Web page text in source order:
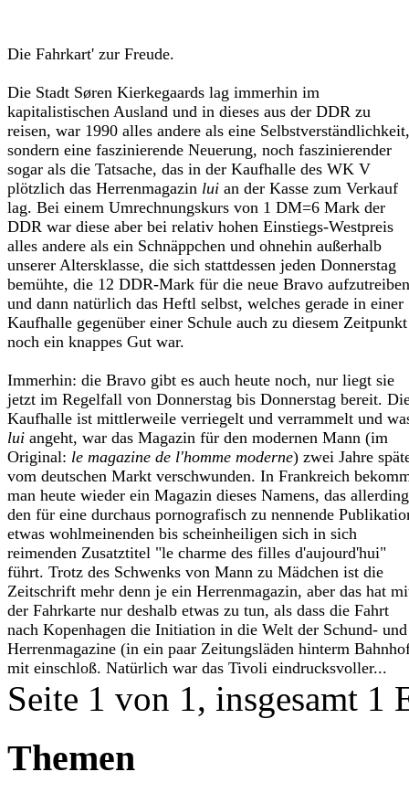
Die Fahrkart' zur Freude.
Die Stadt Søren Kierkegaards lag immerhin im
kapitalistischen Ausland und in dieses aus der DDR zu
reisen, war 1990 alles andere als eine Selbstverständlichkeit,
sondern eine faszinierende Neuerung, noch faszinierender
sogar als die Tatsache, das in der Kaufhalle des WK V
plötzlich das Herrenmagazin lui an der Kasse zum Verkauf
lag. Bei einem Umrechnungskurs von 1 DM=6 Mark der
DDR war diese aber bei relativ hohen Einstiegs-Westpreis
alles andere als ein Schnäppchen und ohnehin außerhalb
unserer Altersklasse, die sich stattdessen jeden Donnerstag
bemühte, die 12 DDR-Mark für die neue Bravo aufzutreiben
und dann natürlich das Heftl selbst, welches gerade in einer
Kaufhalle gegenüber einer Schule auch zu diesem Zeitpunkt
noch ein knappes Gut war.
Immerhin: die Bravo gibt es auch heute noch, nur liegt sie
jetzt im Regelfall von Donnerstag bis Donnerstag bereit.
Kaufhalle ist mittlerweile verriegelt und verrammelt und
lui angeht, war das Magazin für den modernen Mann (im
Original: le magazine de l'homme moderne) zwei Jahre
vom deutschen Markt verschwunden. In Frankreich
man heute wieder ein Magazin dieses Namens, das
den für eine durchaus pornografisch zu nennende
etwas wohlmeinenden bis scheinheiligen sich in sich
reimenden Zusatztitel "le charme des filles d'aujourd'hui"
führt. Trotz des Schwenks von Mann zu Mädchen ist die
Zeitschrift mehr denn je ein Herrenmagazin, aber das hat
der Fahrkarte nur deshalb etwas zu tun, als dass die Fahrt
nach Kopenhagen die Initiation in die Welt der Schund- und
Herrenmagazine (in ein paar Zeitungsläden hinterm
mit einschloß. Natürlich war das Tivoli eindrucksvoller...
Seite 1 von 1, insgesamt 1
Themen